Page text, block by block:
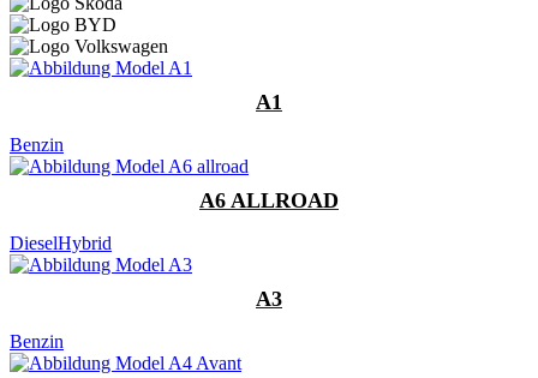
A1
Benzin
A6 ALLROAD
DieselHybrid
A3
Benzin